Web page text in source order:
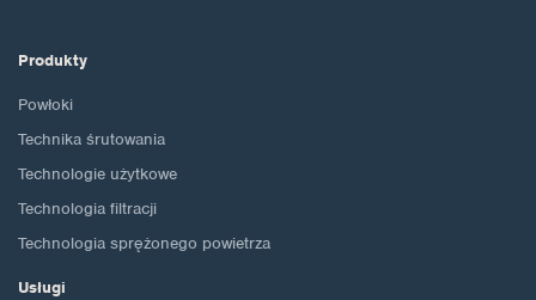
Produkty
Powłoki
Technika śrutowania
Technologie użytkowe
Technologia filtracji
Technologia sprężonego powietrza
Usługi